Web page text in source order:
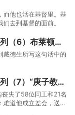
而他也活在基督里。基
去到基督的面前。
宣教士生命故事灵修日引 -- 戴德生系列（6）布莱顿海滩与神角力
戴德生所写这句话中的
宣教士生命故事灵修日引 -- 戴德生系列（7）“庚子教难”中的安慰
失了58位同工和21名
道他成立差会，送宣